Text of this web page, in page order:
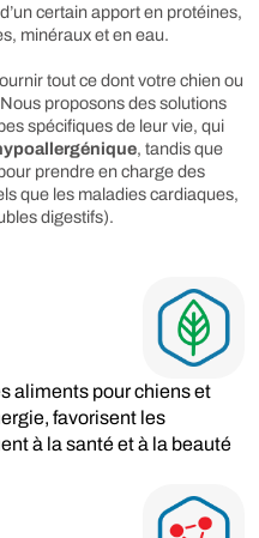
certain apport en protéines,
minéraux et en eau.
tout ce dont votre chien ou
proposons des solutions
spécifiques de leur vie, qui
, tandis que
prendre en charge des
que les maladies cardiaques,
digestifs).
aliments pour chiens et
favorisent les
à la santé et à la beauté